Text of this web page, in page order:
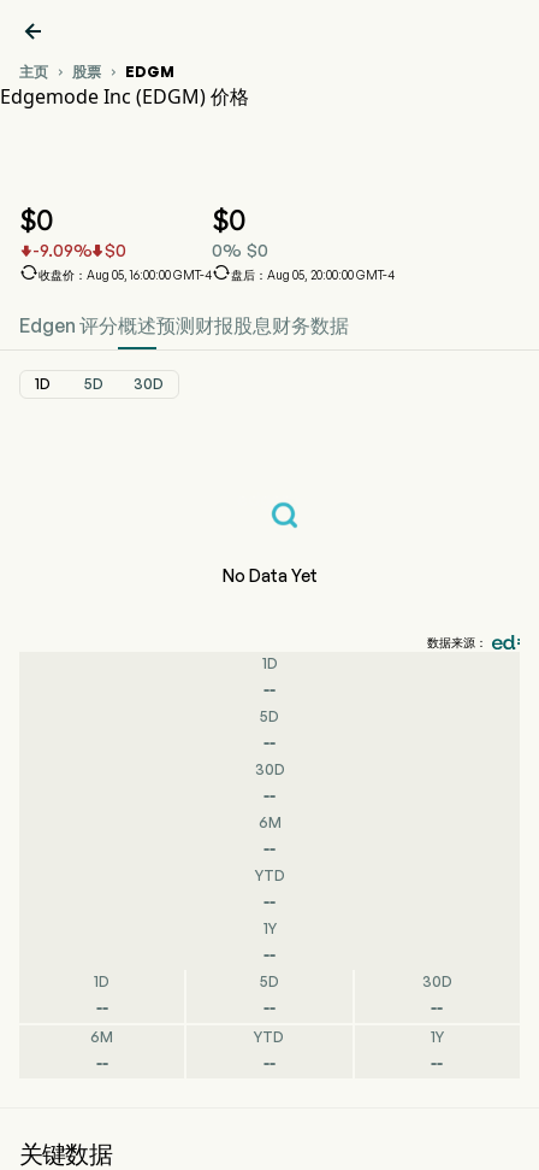

主页  股票  EDGM
Edgemode Inc (EDGM) 价格
$0
-9.09% $0
收盘价：Aug 05, 16:00:00 GMT-4
$0
0% $0
盘后：Aug 05, 20:00:00 GMT-4
Edgen 评分概述预测 财报股息财务数据
1D 5D 30D
No Data Yet
数据来源：
1D
--
5D
--
30D
--
6M
--
YTD
--
1Y
--
1D
--
5D
--
30D
--
6M
--
YTD
--
1Y
--
关键数据